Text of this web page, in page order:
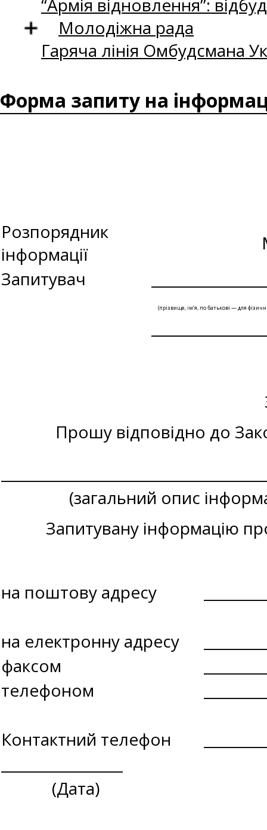
“Армія відновлення”:
Молодіжна рада
Гаряча лінія Омбудсмана
Форма запиту на
Розпорядник
інформації
Запитувач
(прізвище, ім’я, по батькові — для
Прошу відповідно до Закону
(загальний опис
Запитувану інформацію
на поштову адресу
на електронну адресу
факсом
телефоном
Контактний телефон
(Дата)